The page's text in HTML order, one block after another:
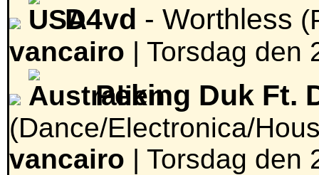
D4vd - Worthless
vancairo | Torsdag den
Peking Duk Ft.
(Dance/Electronica/
vancairo | Torsdag den